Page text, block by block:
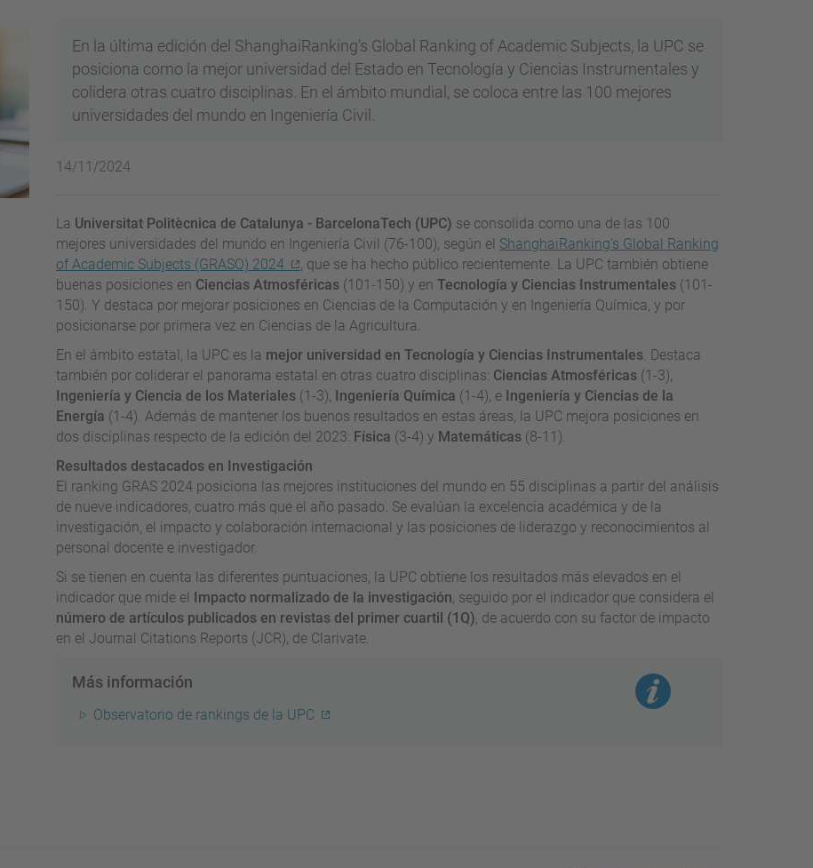
En la última edición del ShanghaiRanking’s Global Ranking of Academic Subjects, la UPC se
posiciona como la mejor universidad del Estado en Tecnología y Ciencias Instrumentales y
colidera otras cuatro disciplinas. En el ámbito mundial, se coloca entre las 100 mejores
universidades del mundo en Ingeniería Civil.
14/11/2024
La Universitat Politècnica de Catalunya - BarcelonaTech (UPC) se consolida como una de las 100
mejores universidades del mundo en Ingeniería Civil (76-100), según el ShanghaiRanking’s Global Ranking
of Academic Subjects (GRASO) 2024
, que se ha hecho público recientemente. La UPC también obtiene
buenas posiciones en Ciencias Atmosféricas(101-150) y en Tecnología y Ciencias Instrumentales(101-
150). Y destaca por mejorar posiciones en Ciencias de la Computación y en Ingeniería Química, y por
posicionarse por primera vez en Ciencias de la Agricultura.
En el ámbito estatal, la UPC es la mejor universidad en Tecnología y Ciencias Instrumentales. Destaca
también por coliderar el panorama estatal en otras cuatro disciplinas: Ciencias Atmosféricas(1-3),
Ingeniería y Ciencia de los Materiales(1-3), Ingeniería Química (1-4), e Ingeniería y Ciencias de la
Energía (1-4). Además de mantener los buenos resultados en estas áreas, la UPC mejora posiciones en
dos disciplinas respecto de la edición del 2023: Física (3-4) y Matemáticas(8-11).
Resultados destacados en Investigación
El ranking GRAS 2024 posiciona las mejores instituciones del mundo en 55 disciplinas a partir del análisis
de nueve indicadores, cuatro más que el año pasado. Se evalúan la excelencia académica y de la
investigación, el impacto y colaboración internacional y las posiciones de liderazgo y reconocimientos al
personal docente e investigador.
Si se tienen en cuenta las diferentes puntuaciones, la UPC obtiene los resultados más elevados en el
indicador que mide el
Impacto normalizado de la investigación, seguido por el indicador que considera el
número de artículos publicados en revistas del primer cuartil (1Q), de acuerdo con su factor de impacto
en el Journal Citations Reports (JCR), de Clarivate.
Más información
Observatorio de rankings de la UPC